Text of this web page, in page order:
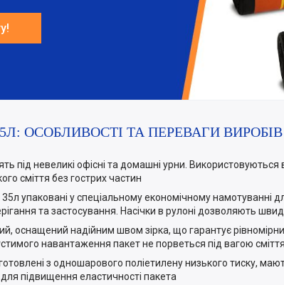
ОСОБЛИВОСТІ ТА ПЕРЕВАГИ ВИРОБІВ
під невеликі офісні та домашні урни. Використовуються
сміття без гострих частин
упаковані у спеціальному економічному намотуванні
та застосування. Насічки в рулоні дозволяють
оснащений надійним швом зірка, що гарантує
навантаження пакет не порветься під вагою сміття
з одношарового поліетилену низького тиску,
підвищення еластичності пакета